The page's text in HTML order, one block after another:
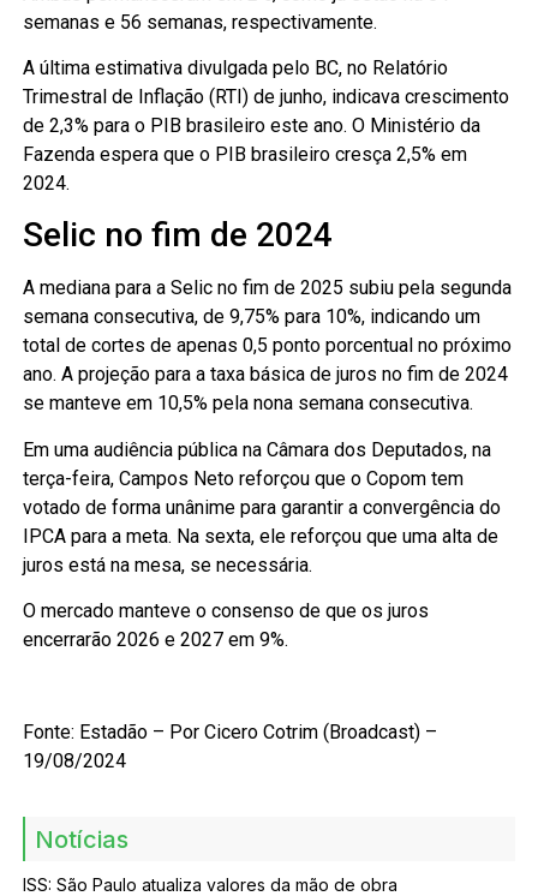
semanas e 56 semanas, respectivamente.
A última estimativa divulgada pelo BC, no Relatório
Trimestral de Inflação (RTI) de junho, indicava crescimento
de 2,3% para o PIB brasileiro este ano. O Ministério da
Fazenda espera que o PIB brasileiro cresça 2,5% em
2024.
Selic no fim de 2024
A mediana para a Selic no fim de 2025 subiu pela segunda
semana consecutiva, de 9,75% para 10%, indicando um
total de cortes de apenas 0,5 ponto porcentual no próximo
ano. A projeção para a taxa básica de juros no fim de 2024
se manteve em 10,5% pela nona semana consecutiva.
Em uma audiência pública na Câmara dos Deputados, na
terça-feira, Campos Neto reforçou que o Copom tem
votado de forma unânime para garantir a convergência do
IPCA para a meta. Na sexta, ele reforçou que uma alta de
juros está na mesa, se necessária.
O mercado manteve o consenso de que os juros
encerrarão 2026 e 2027 em 9%.
Fonte: Estadão – Por Cicero Cotrim (Broadcast) –
19/08/2024
Notícias
ISS: São Paulo atualiza valores da mão de obra